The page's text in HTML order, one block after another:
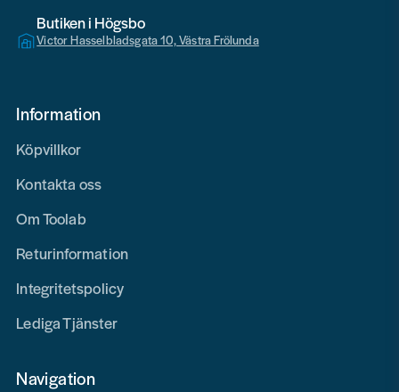
Butiken i Högsbo
Victor Hasselbladsgata 10, Västra Frölunda
Information
Köpvillkor
Kontakta oss
Om Toolab
Returinformation
Integritetspolicy
Lediga Tjänster
Navigation